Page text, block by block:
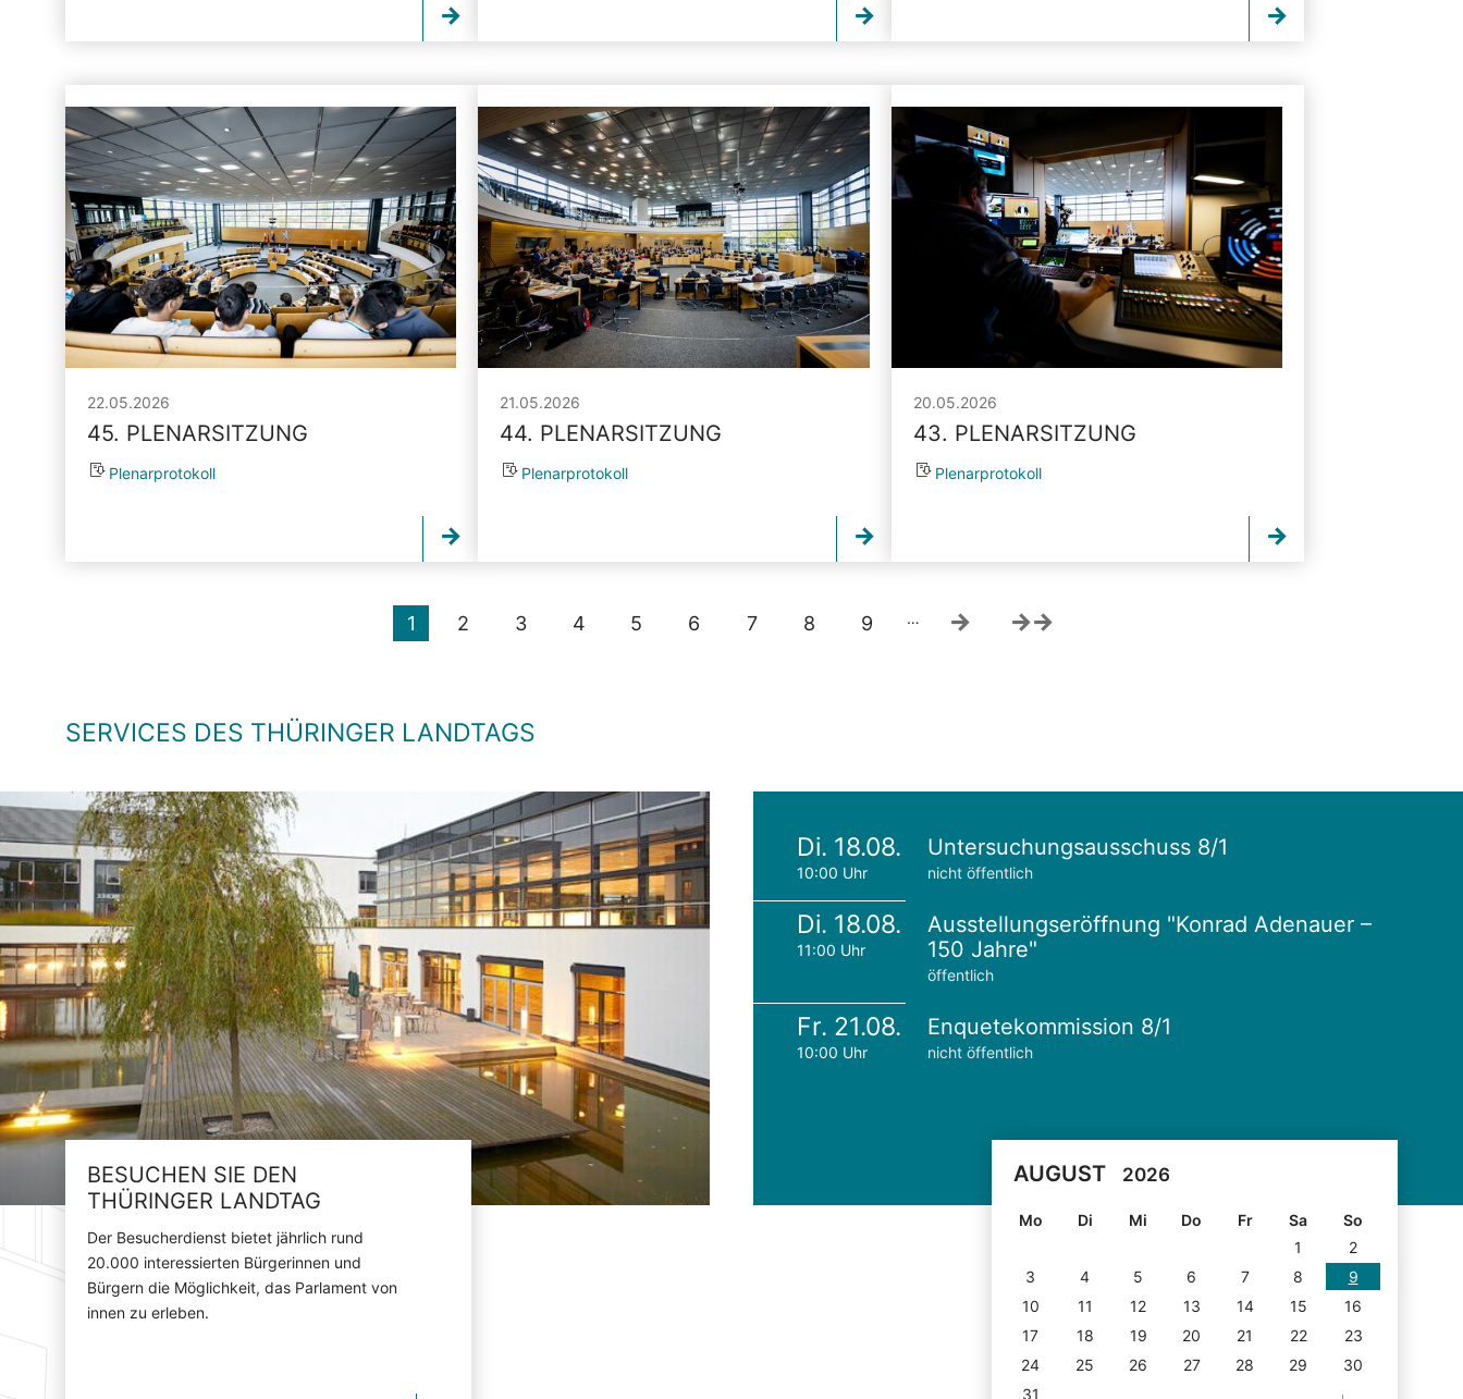
22.05.2026
45. PLENARSITZUNG
Plenarprotokoll
21.05.2026
44. PLENARSITZUNG
Plenarprotokoll
20.05.2026
43. PLENARSITZUNG
Plenarprotokoll
1 2 3 4 5 6 7 8 9 …
SERVICES DES THÜRINGER LANDTAGS
BESUCHEN SIE DEN
THÜRINGER LANDTAG
Der Besucherdienst bietet jährlich rund
20.000 interessierten Bürgerinnen und
Bürgern die Möglichkeit, das Parlament von
innen zu erleben.
Di. 18.08.
10:00 Uhr
Untersuchungsausschuss 8/1
nicht öffentlich
Di. 18.08.
11:00 Uhr
Ausstellungseröffnung "Konrad Adenauer –
150 Jahre"
öffentlich
Fr. 21.08.
10:00 Uhr
Enquetekommission 8/1
nicht öffentlich
AUGUST 2026
Mo Di Mi Do Fr Sa
So
1
2
3
4 5 6 7 8
9
10
11 12 13 14 15
16
17
18 19 20 21 22
23
24
25 26 27 28 29
30
31